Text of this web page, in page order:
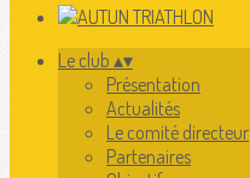
Le club ▴▾
Présentation
Actualités
Le comité directeur
Partenaires